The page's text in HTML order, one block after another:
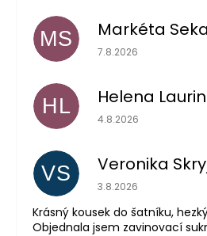
MS Markéta
Hodnocení
7.8.2026
HL Helena
Hodnocení
4.8.2026
VS Veronika
Hodnocení
3.8.2026
Krásný kousek do šatníku,
Objednala jsem zavinovací